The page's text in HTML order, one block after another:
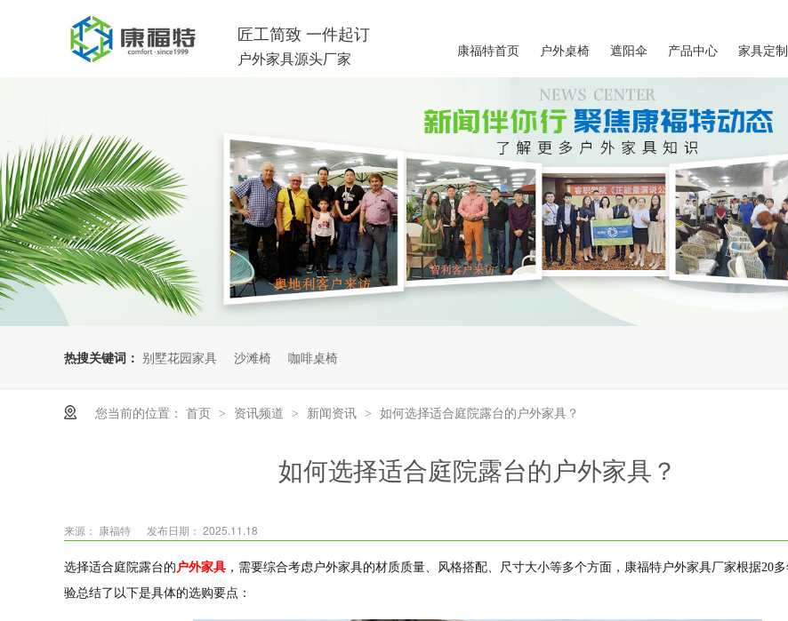
匠工简致 一件起订
户外家具源头厂家 康福特首页 户外桌椅 遮阳伞 产品中心 家具定制
热搜关键词： 别墅花园家具 沙滩椅 咖啡桌椅
您当前的位置： 首页 > 资讯频道 > 新闻资讯 > 如何选择适合庭院露台的户外家具？
如何选择适合庭院露台的户外家具？
来源： 康福特 发布日期： 2025.11.18
选择适合庭院露台的 户外家具 ，需要综合考虑户外家具的材质质量、风格搭配、尺寸大小等多个方面，康福特户外家具厂家根据20
验总结了以下是具体的选购要点：